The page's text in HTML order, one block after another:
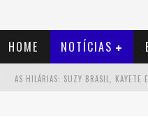
HOME NOTÍCIAS